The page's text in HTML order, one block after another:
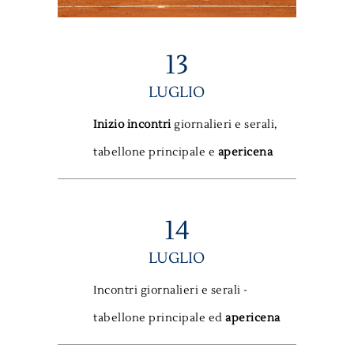
13
LUGLIO
Inizio incontri giornalieri e serali,
tabellone principale e apericena
14
LUGLIO
Incontri giornalieri e serali -
tabellone principale edapericena